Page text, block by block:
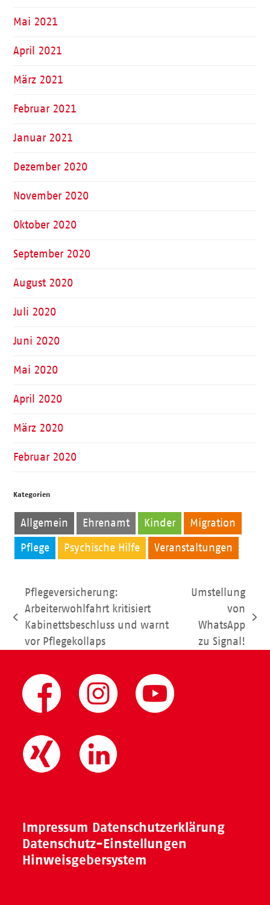
Mai 2021
April 2021
März 2021
Februar 2021
Januar 2021
Dezember 2020
November 2020
Oktober 2020
September 2020
August 2020
Juli 2020
Juni 2020
Mai 2020
April 2020
März 2020
Februar 2020
Kategorien
Allgemein Ehrenamt Kinder Migration
Pflege Psychische Hilfe Veranstaltungen
vorheriger
Beitrag:
Pflegeversicherung:
Arbeiterwohlfahrt kritisiert
Kabinettsbeschluss und warnt
vor Pflegekollaps
Nächster
Beitrag:
Umstellung
von
WhatsApp
zu Signal!
Impressum Datenschutzerklärung
Datenschutz-Einstellungen
Hinweisgebersystem